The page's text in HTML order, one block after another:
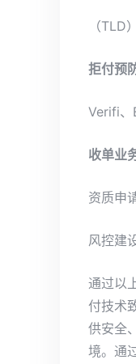
（TLD
拒付预
Verifi
收单业
资质申
风控建
通过以
付技术
供安全
境。通